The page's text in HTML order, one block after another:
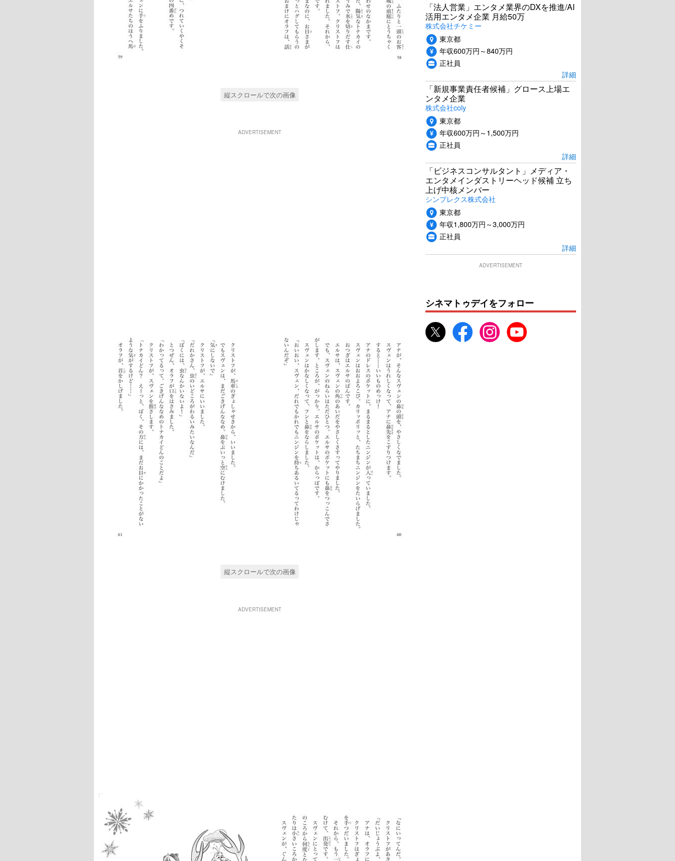
縦スクロールで次の画像
ADVERTISEMENT
縦スクロールで次の画像
ADVERTISEMENT
「法人営業」エンタメ業界のDXを推進/AI
活用エンタメ企業 月給50万
株式会社チケミー
東京都
年収600万円～840万円
正社員
詳細
「新規事業責任者候補」グロース上場エ
ンタメ企業
株式会社coly
東京都
年収600万円～1,500万円
正社員
詳細
「ビジネスコンサルタント」メディア・
エンタメインダストリーヘッド候補 立ち
上げ中核メンバー
シンプレクス株式会社
東京都
年収1,800万円～3,000万円
正社員
詳細
ADVERTISEMENT
シネマトゥデイをフォロー